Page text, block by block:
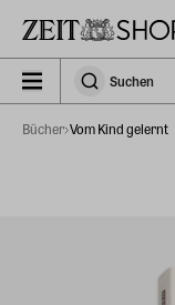
SuchenSuchen
Bücher Vom Kind gelernt